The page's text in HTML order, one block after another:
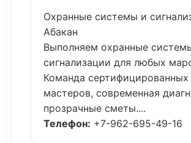
Охранные системы и
Абакан
Выполняем охранные
сигнализации для любых
Команда сертифицированных
мастеров, современная
прозрачные сметы....
Телефон: +7-962-695-49-16